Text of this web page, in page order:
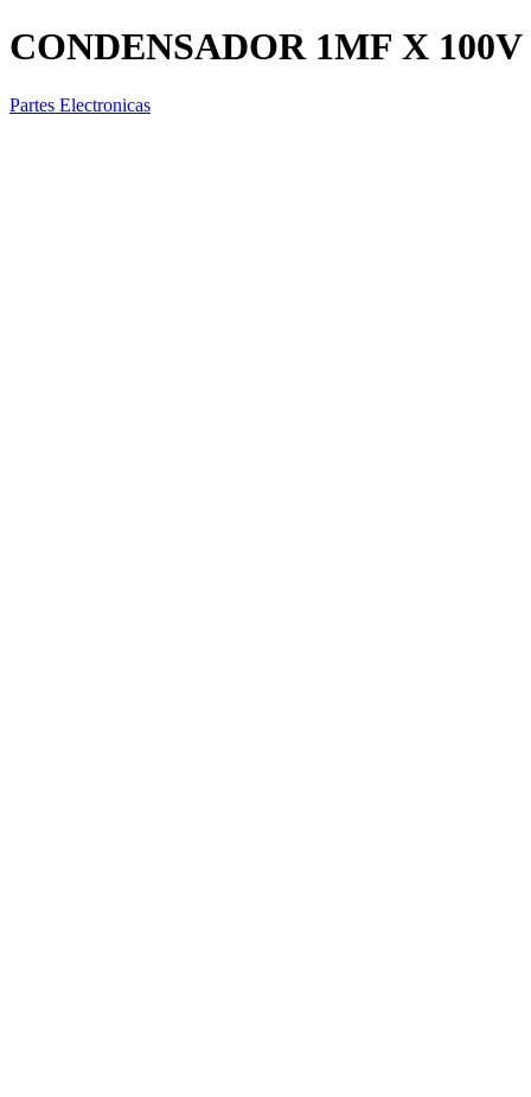
CONDENSADOR 1MF X 100V
Partes Electronicas